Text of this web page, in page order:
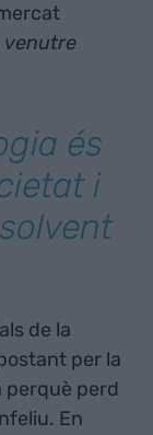
venutre
és
i
de la
per la
perquè perd
En